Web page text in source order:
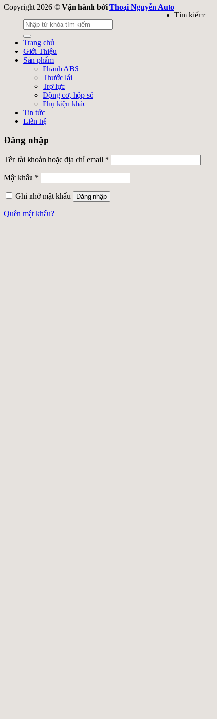
Copyright 2026 © Vận hành bởi Thoại Nguyễn Auto
Tìm kiếm:
Trang chủ
Giới Thiệu
Sản phẩm
Phanh ABS
Thước lái
Trợ lực
Động cơ, hộp số
Phụ kiện khác
Tin tức
Liên hệ
Đăng nhập
Tên tài khoản hoặc địa chỉ email *
Mật khẩu *
Ghi nhớ mật khẩu Đăng nhập
Quên mật khẩu?